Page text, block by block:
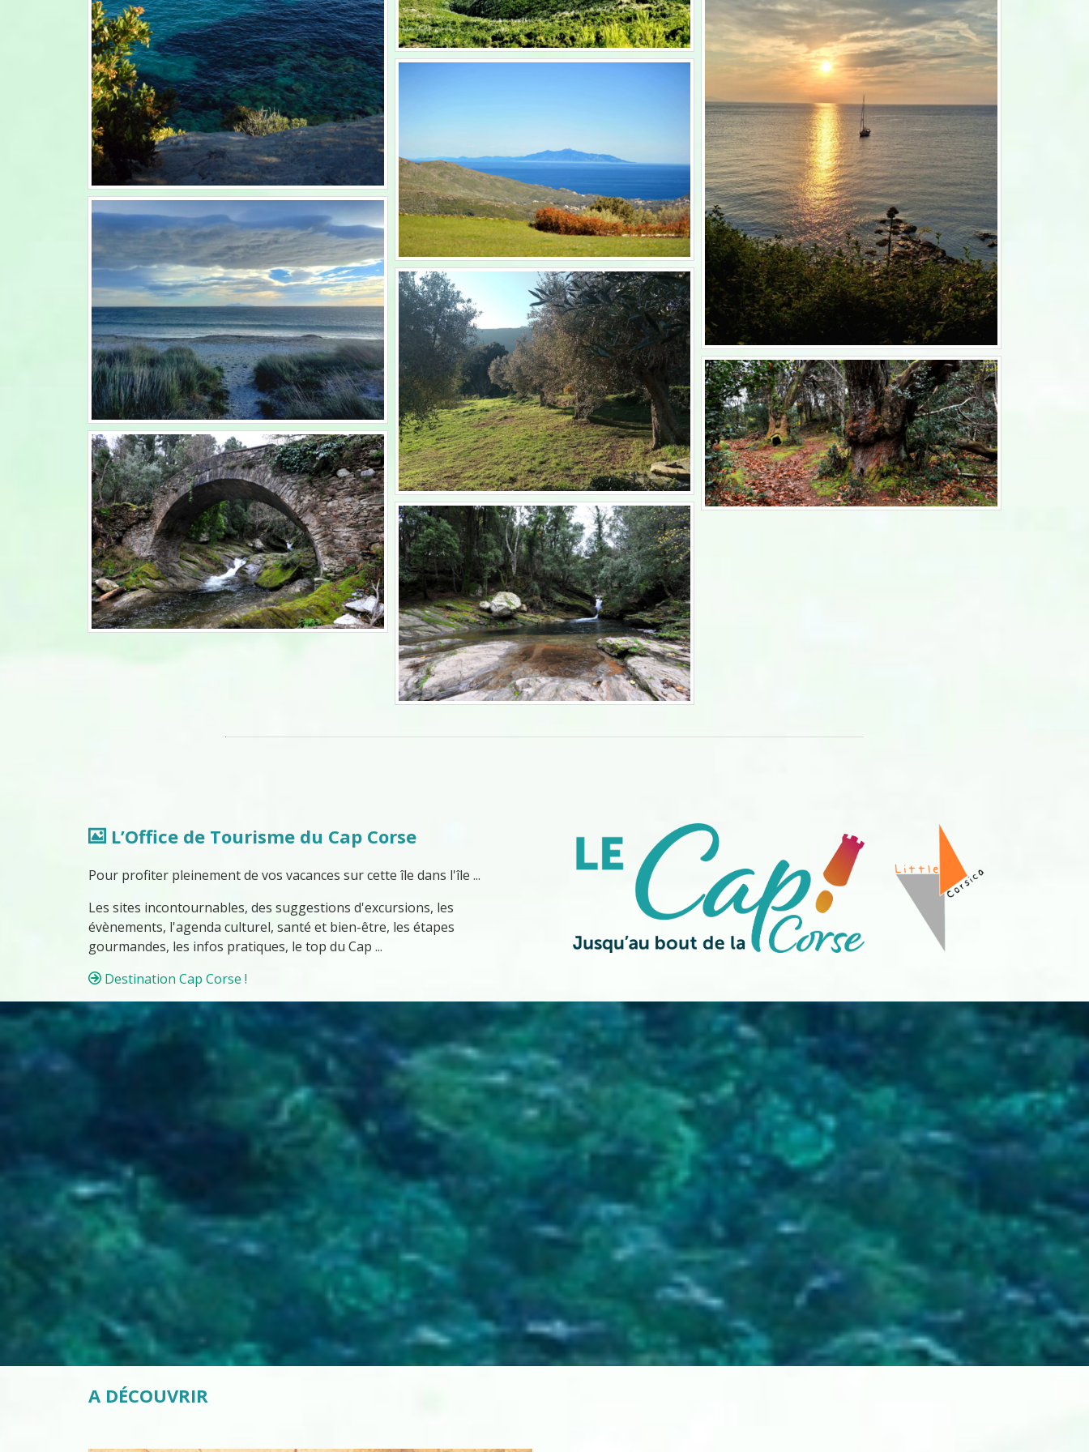
L’Office de Tourisme du Cap Corse
Pour profiter pleinement de vos vacances sur cette île dans l'île ...
Les sites incontournables, des suggestions d'excursions, les
évènements, l'agenda culturel, santé et bien-être, les étapes
gourmandes, les infos pratiques, le top du Cap ...
Destination Cap Corse !
A DÉCOUVRIR